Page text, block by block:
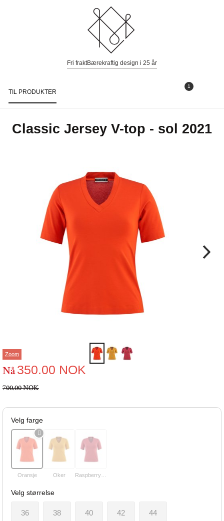
Fri fraktBærekraftig design i 25 år
1
TIL PRODUKTER
Classic Jersey V-top - sol 2021
Zoom
Nå350.00 NOK
700.00 NOK
Velg farge
Oransje Oker
Velg størrelse
36 38 40 42 44